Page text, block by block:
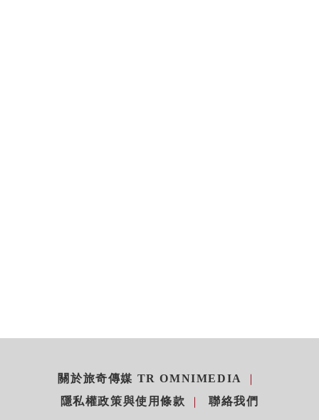
關於旅奇傳媒 TR OMNIMEDIA
隱私權政策與使用條款
聯絡我們